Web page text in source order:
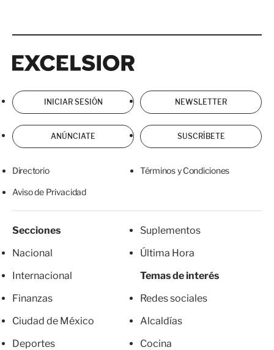
INICIAR SESIÓN NEWSLETTER
ANÚNCIATE SUSCRÍBETE
Directorio Términos y Condiciones
Aviso de Privacidad
Secciones
Nacional
Internacional
Finanzas
Ciudad de México
Deportes
Suplementos
Última Hora
Temas de interés
Redes sociales
Alcaldías
Cocina